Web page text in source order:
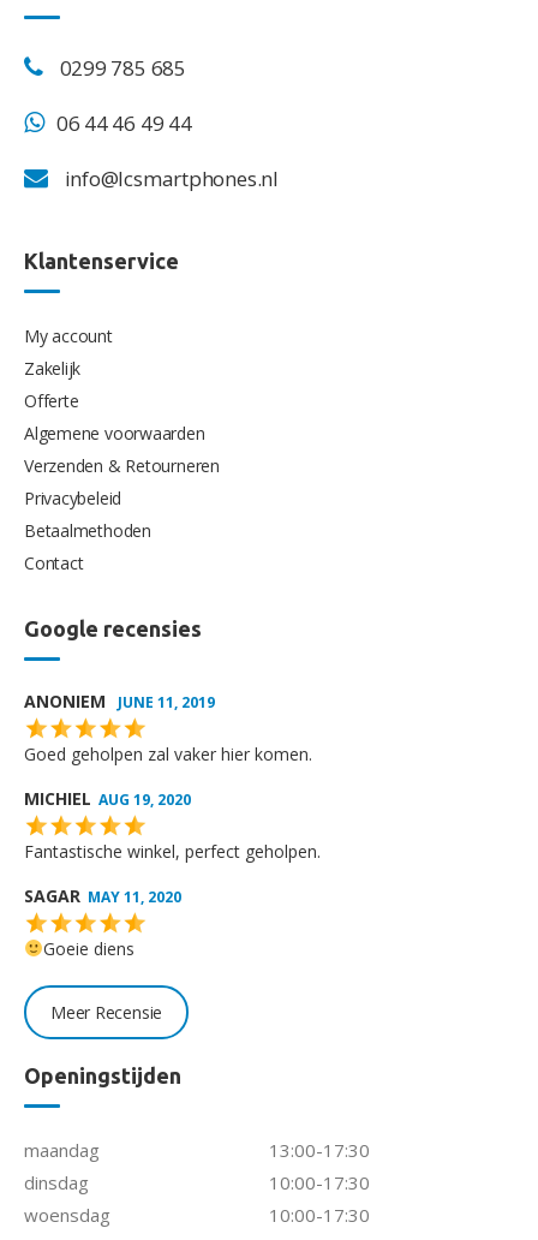
0299 785 685
06 44 46 49 44
info@lcsmartphones.nl
Klantenservice
My account
Zakelijk
Offerte
Algemene voorwaarden
Verzenden & Retourneren
Privacybeleid
Betaalmethoden
Contact
Google recensies
ANONIEM JUNE 11, 2019
Goed geholpen zal vaker hier komen.
MICHIEL AUG 19, 2020
Fantastische winkel, perfect geholpen.
SAGAR MAY 11, 2020
Goeie diens
Meer Recensie
Openingstijden
maandag
dinsdag
woensdag
13:00-17:30
10:00-17:30
10:00-17:30